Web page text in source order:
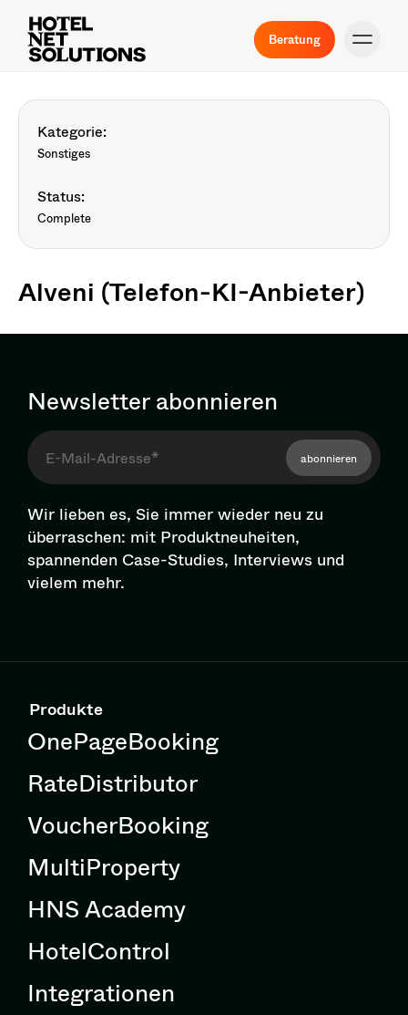
Beratung
Kategorie:
Sonstiges
Status:
Complete
Alveni (Telefon-KI-Anbieter)
Newsletter abonnieren
abonnieren
Wir lieben es, Sie immer wieder neu zu
überraschen: mit Pro­dukt­neu­hei­ten,
spannenden Case-Studies, Interviews und
vielem mehr.
Produkte
OnePageBooking
RateDistributor
VoucherBooking
MultiProperty
HNS Academy
HotelControl
Integrationen